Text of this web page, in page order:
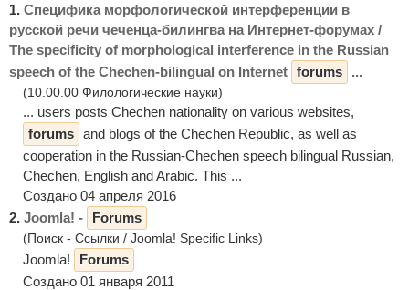
1. Специфика морфологической интерференции в
русской речи чеченца-билингва на Интернет-форумах /
The specificity of morphological interference in the Russian
speech of the Chechen-bilingual on Internet forums ...
(10.00.00 Филологические науки)
... users posts Chechen nationality on various websites,
forums and blogs of the Chechen Republic, as well as
cooperation in the Russian-Chechen speech bilingual Russian,
Chechen, English and Arabic. This ...
Создано 04 апреля 2016
2. Joomla! - Forums
(Поиск - Ссылки / Joomla! Specific Links)
Joomla!
Forums
Создано 01 января 2011